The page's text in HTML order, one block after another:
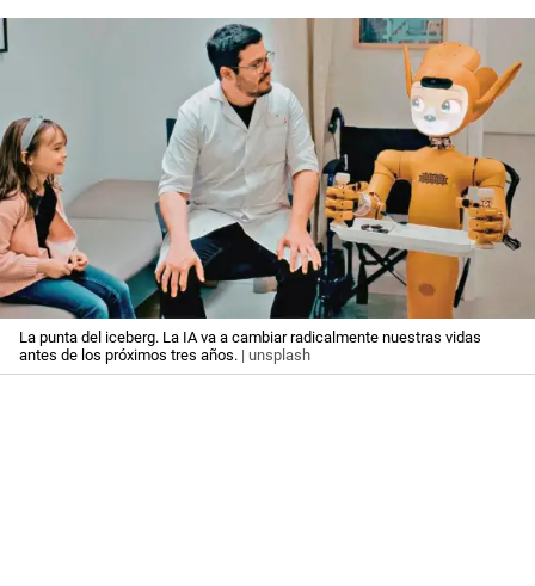
La punta del iceberg. La IA va a cambiar radicalmente nuestras vidas
antes de los próximos tres años. | unsplash